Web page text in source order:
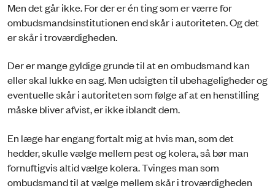
Men det går ikke. For der er én ting som er værre for
ombudsmandsinstitutionen end skår i autoriteten. Og det
er skår i troværdigheden.
Der er mange gyldige grunde til at en ombudsmand kan
eller skal lukke en sag. Men udsigten til ubehageligheder og
eventuelle skår i autoriteten som følge af at en henstilling
måske bliver afvist, er ikke iblandt dem.
En læge har engang fortalt mig at hvis man, som det
hedder, skulle vælge mellem pest og kolera, så bør man
fornuftigvis altid vælge kolera. Tvinges man som
ombudsmand til at vælge mellem skår i troværdigheden